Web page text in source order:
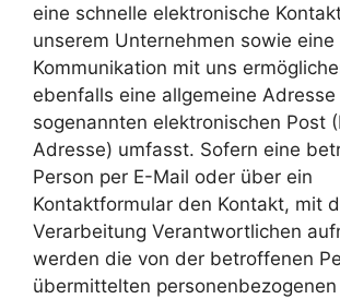
eine schnelle elektronische
unserem Unternehmen sowie
Kommunikation mit uns
ebenfalls eine allgemeine
sogenannten elektronischen Post
Adresse) umfasst. Sofern eine
Person per E-Mail oder über ein
Kontaktformular den Kontakt, mit
Verarbeitung Verantwortlichen
werden die von der betroffenen
übermittelten personenbezogenen